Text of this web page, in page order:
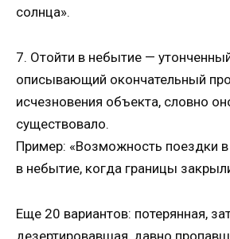
солнца».
7. Отойти в небытие —
описывающий окончательный
исчезновения объекта, словно
существовало.
Пример: «Возможность поездки
в небытие, когда границы
Еще 20 вариантов: потерянная,
дезертировавшая, давно